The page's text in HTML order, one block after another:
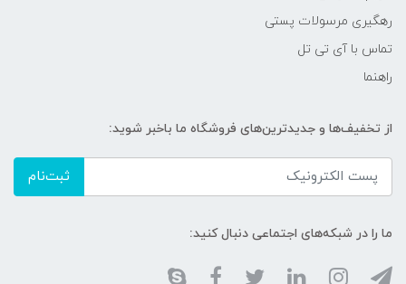
رهگیری مرسولات پستی
تماس با آی تی تل
راهنما
از تخفیف‌ها و جدیدترین‌های فروشگاه ما باخبر شوید:
ثبت‌نام
ما را در شبکه‌های اجتماعی دنبال کنید: